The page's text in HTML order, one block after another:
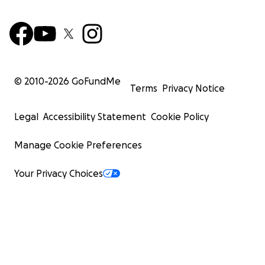
humains ont dénoncé l’existence de camps
Région ouïghoure dans lesquels les autorités chinoises
© 2010-2026 GoFundMe
Terms Privacy Notice
Legal Accessibility Statement Cookie Policy
Manage Cookie Preferences
Your Privacy Choices